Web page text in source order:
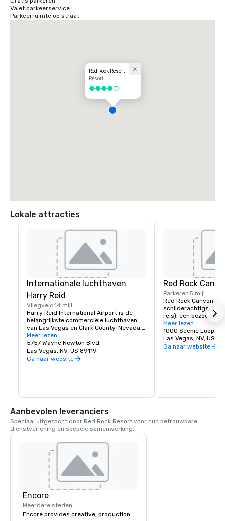
Valet parkeerservice
Parkeerruimte op straat
Red Rock Resort
Resort
4 van 5
Lokale attracties
Internationale luchthaven
Harry Reid
Vliegveld14 mijl
Harry Reid International Airport is de
belangrijkste commerciële luchthaven
van Las Vegas en Clark County, Nevada,
Verenigde Staten. De luchthaven ligt
acht kilometer ten zuiden van het
centrum van Las Vegas, in het gebied
zonder rechtspersoonlijkheid Paradise in
Meer lezen
5757 Wayne Newton Blvd.
Las Vegas, NV, US 89119
Ga naar website
Red Rock
Parkeren 5 mijl
Red Rock Canyon
schilderachtige rit
reis), een
informatie en
Meer lezen
1000 Scenic Loop Dr
Las Vegas, NV, US
Ga naar website
Aanbevolen leveranciers
Speciaal uitgezocht door Red Rock Resort voor hun betrouwbare
dienstverlening en soepele samenwerking.
Encore
Meerdere steden
Encore provides creative, production